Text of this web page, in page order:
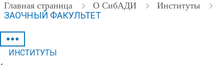
Главная страница О СибАДИ Институты
ЗАОЧНЫЙ ФАКУЛЬТЕТ
•••
ИНСТИТУТЫ